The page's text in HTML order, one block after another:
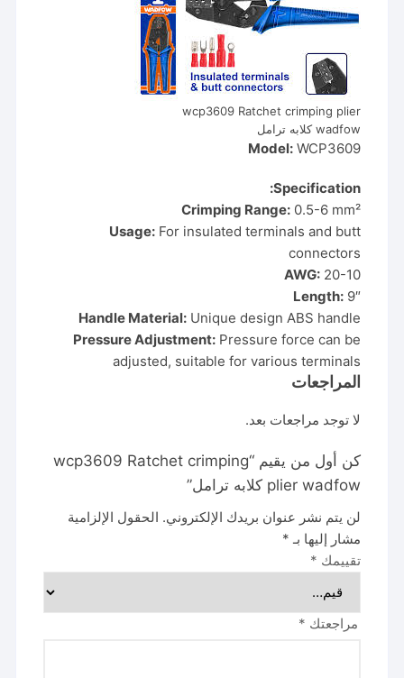
wcp3609 Ratchet crimping plier
wadfow كلابه ترامل
Model:WCP3609
Specification:
Crimping Range:0.5-6 mm²
Usage:For insulated terminals and butt
connectors
AWG:20-10
Length:9″
Handle Material:Unique design ABS handle
Pressure Adjustment:Pressure force can be
adjusted, suitable for various terminals
المراجعات
لا توجد مراجعات بعد.
كن أول من يقيم “wcp3609 Ratchet crimping
plier wadfow كلابه ترامل”
لن يتم نشر عنوان بريدك الإلكتروني. الحقول الإلزامية
مشار إليها بـ *
تقييمك *
مراجعتك *